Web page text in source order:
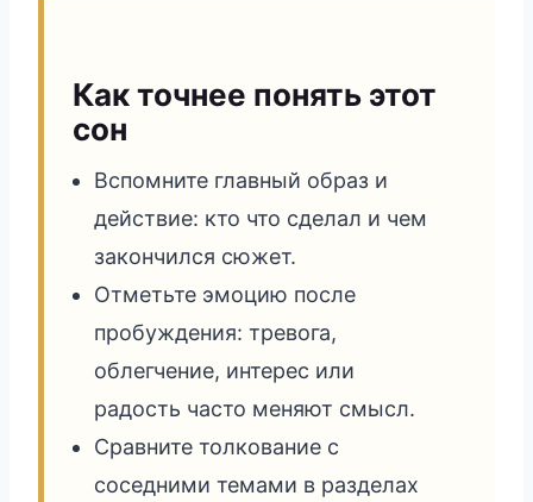
Как точнее понять этот
сон
Вспомните главный образ и
действие: кто что сделал и чем
закончился сюжет.
Отметьте эмоцию после
пробуждения: тревога,
облегчение, интерес или
радость часто меняют смысл.
Сравните толкование с
соседними темами в разделах